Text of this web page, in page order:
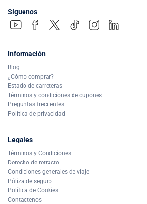
Síguenos
Información
Blog
¿Cómo comprar?
Estado de carreteras
Términos y condiciones de cupones
Preguntas frecuentes
Política de privacidad
Legales
Términos y Condiciones
Derecho de retracto
Condiciones generales de viaje
Póliza de seguro
Política de Cookies
Contactenos